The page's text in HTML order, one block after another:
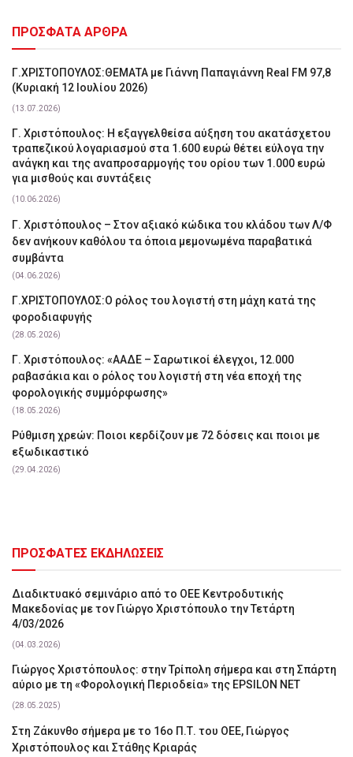
ΠΡΟΣΦΑΤΑ ΑΡΘΡΑ
Γ.ΧΡΙΣΤΟΠΟΥΛΟΣ:ΘΕΜΑΤΑ με Γιάννη Παπαγιάννη Real FM 97,8
(Κυριακή 12 Ιουλίου 2026)
(13.07.2026)
Γ. Χριστόπουλος: Η εξαγγελθείσα αύξηση του ακατάσχετου
τραπεζικού λογαριασμού στα 1.600 ευρώ θέτει εύλογα την
ανάγκη και της αναπροσαρμογής του ορίου των 1.000 ευρώ
για μισθούς και συντάξεις
(10.06.2026)
Γ. Χριστόπουλος – Στον αξιακό κώδικα του κλάδου των Λ/Φ
δεν ανήκουν καθόλου τα όποια μεμονωμένα παραβατικά
συμβάντα
(04.06.2026)
Γ.ΧΡΙΣΤΟΠΟΥΛΟΣ:Ο ρόλος του λογιστή στη μάχη κατά της
φοροδιαφυγής
(28.05.2026)
Γ. Χριστόπουλος: «ΑΑΔΕ – Σαρωτικοί έλεγχοι, 12.000
ραβασάκια και ο ρόλος του λογιστή στη νέα εποχή της
φορολογικής συμμόρφωσης»
(18.05.2026)
Ρύθμιση χρεών: Ποιοι κερδίζουν με 72 δόσεις και ποιοι με
εξωδικαστικό
(29.04.2026)
ΠΡΟΣΦΑΤΕΣ ΕΚΔΗΛΩΣΕΙΣ
Διαδικτυακό σεμινάριο από το ΟΕΕ Κεντροδυτικής
Μακεδονίας με τον Γιώργο Χριστόπουλο την Τετάρτη
4/03/2026
(04.03.2026)
Γιώργος Χριστόπουλος: στην Τρίπολη σήμερα και στη Σπάρτη
αύριο με τη «Φορολογική Περιοδεία» της EPSILON NET
(28.05.2025)
Στη Ζάκυνθο σήμερα με το 16ο Π.Τ. του ΟΕΕ, Γιώργος
Χριστόπουλος και Στάθης Κριαράς